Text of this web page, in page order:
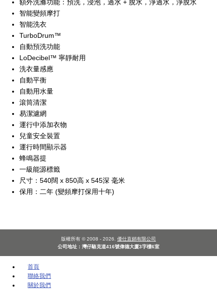
額外洗滌功能：預洗，浸泡，過水 + 脫水，淨過水，淨脫水
智能變頻摩打
智能洗衣
TurboDrum™
自動預洗功能
LoDecibel™ 寧靜耐用
洗衣量感應
自動平衡
自動用水量
滾筒清潔
易潔濾網
運行中添加衣物
兒童安全裝置
運行時間顯示器
蜂鳴器提
一級能源標籤
尺寸：540闊 x 850高 x 545深 毫米
保用：二年 (變頻摩打保用十年)
版權所有 © 2008 - 2026. 優仕直銷有限公司
公司地址：灣仔駱克道416號偉德大廈3字樓6室
首頁
聯絡我們
關於我們